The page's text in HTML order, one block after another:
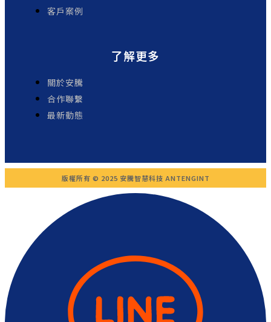
客戶案例
了解更多
關於安騰
合作聯繫
最新動態
版權所有 © 2025 安騰智慧科技 ANTENGINT